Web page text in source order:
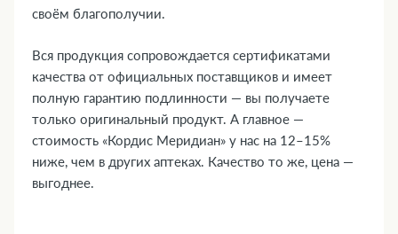
своём благополучии.
Вся продукция сопровождается сертификатами
качества от официальных поставщиков и имеет
полную гарантию подлинности — вы получаете
только оригинальный продукт. А главное —
стоимость «Кордис Меридиан» у нас на 12–15%
ниже, чем в других аптеках. Качество то же, цена —
выгоднее.